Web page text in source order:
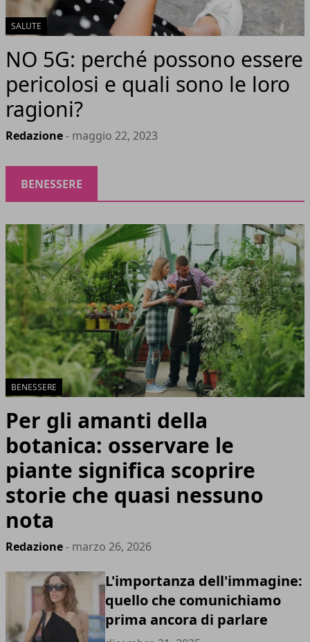
SALUTE
NO 5G: perché possono essere
pericolosi e quali sono le loro
ragioni?
Redazione- maggio 22, 2023
BENESSERE
BENESSERE
Per gli amanti della
botanica: osservare le
piante significa scoprire
storie che quasi nessuno
nota
Redazione- marzo 26, 2026
L'importanza dell'immagine:
quello che comunichiamo
prima ancora di parlare